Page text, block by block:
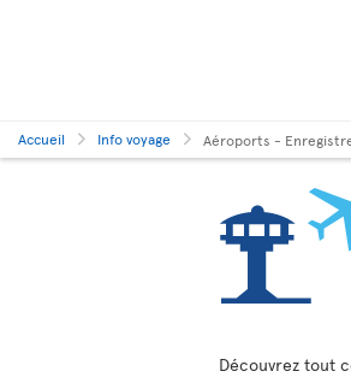
Accueil Info voyage Aéroports -
Découvrez tout